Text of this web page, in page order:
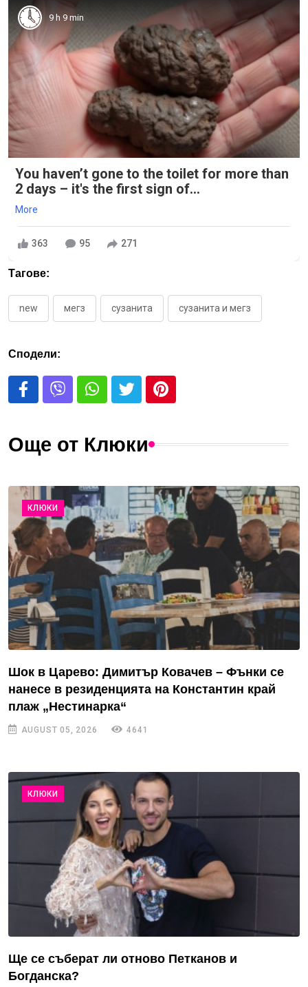
9 h 9 min
You haven’t gone to the toilet for more than
2 days – it's the first sign of...
More
363 95 271
Тагове:
new мегз сузанита сузанита и мегз
Сподели:
Още от Клюки
КЛЮКИ
Шок в Царево: Димитър Ковачев – Фънки се
нанесе в резиденцията на Константин край
плаж „Нестинарка“
AUGUST 05, 2026 4641
КЛЮКИ
Ще се съберат ли отново Петканов и
Богданска?